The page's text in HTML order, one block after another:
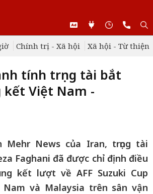
Chính trị - Xã hội Xã hội - Từ thiện
tính trọng tài bắt
Việt Nam -
Mehr News của Iran, trọng tài
Faghani đã được chỉ định điều
kết lượt về AFF Suzuki Cup
Nam và Malaysia trên sân vận